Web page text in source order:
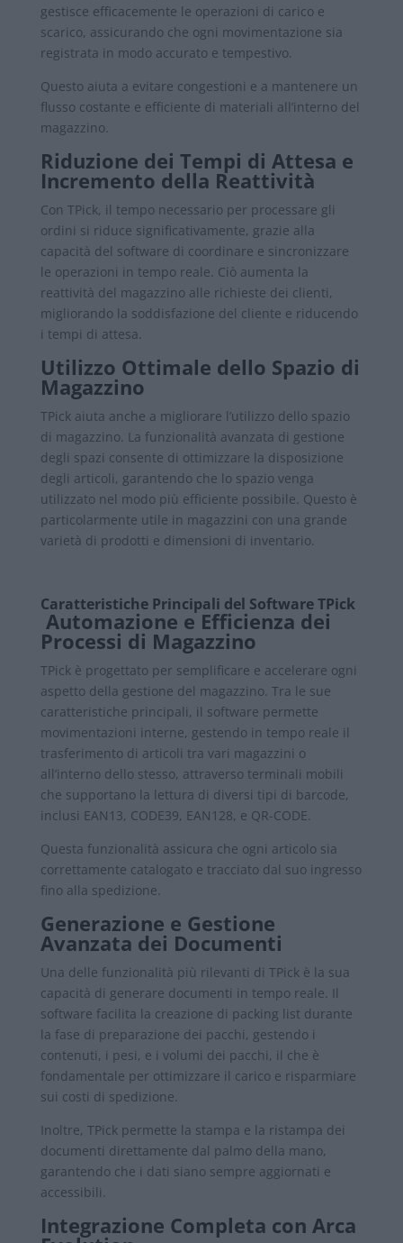
gestisce efficacemente le operazioni di carico e
scarico, assicurando che ogni movimentazione sia
registrata in modo accurato e tempestivo.
Questo aiuta a evitare congestioni e a mantenere un
flusso costante e efficiente di materiali all’interno del
magazzino.
Riduzione dei Tempi di Attesa e
Incremento della Reattività
Con TPick, il tempo necessario per processare gli
ordini si riduce significativamente, grazie alla
capacità del software di coordinare e sincronizzare
le operazioni in tempo reale. Ciò aumenta la
reattività del magazzino alle richieste dei clienti,
migliorando la soddisfazione del cliente e riducendo
i tempi di attesa.
Utilizzo Ottimale dello Spazio di
Magazzino
TPick aiuta anche a migliorare l’utilizzo dello spazio
di magazzino. La funzionalità avanzata di gestione
degli spazi consente di ottimizzare la disposizione
degli articoli, garantendo che lo spazio venga
utilizzato nel modo più efficiente possibile. Questo è
particolarmente utile in magazzini con una grande
varietà di prodotti e dimensioni di inventario.
Caratteristiche Principali del Software TPick
Automazione e Efficienza dei
Processi di Magazzino
TPick è progettato per semplificare e accelerare ogni
aspetto della gestione del magazzino. Tra le sue
caratteristiche principali, il software permette
movimentazioni interne, gestendo in tempo reale il
trasferimento di articoli tra vari magazzini o
all’interno dello stesso, attraverso terminali mobili
che supportano la lettura di diversi tipi di barcode,
inclusi EAN13, CODE39, EAN128, e QR-CODE.
Questa funzionalità assicura che ogni articolo sia
correttamente catalogato e tracciato dal suo ingresso
fino alla spedizione.
Generazione e Gestione
Avanzata dei Documenti
Una delle funzionalità più rilevanti di TPick è la sua
capacità di generare documenti in tempo reale. Il
software facilita la creazione di packing list durante
la fase di preparazione dei pacchi, gestendo i
contenuti, i pesi, e i volumi dei pacchi, il che è
fondamentale per ottimizzare il carico e risparmiare
sui costi di spedizione.
Inoltre, TPick permette la stampa e la ristampa dei
documenti direttamente dal palmo della mano,
garantendo che i dati siano sempre aggiornati e
accessibili.
Integrazione Completa con Arca